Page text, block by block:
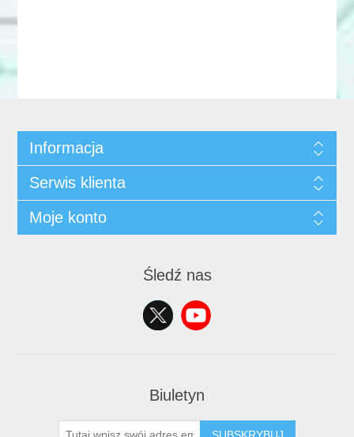
Informacja
Serwis klienta
Moje konto
Śledź nas
Biuletyn